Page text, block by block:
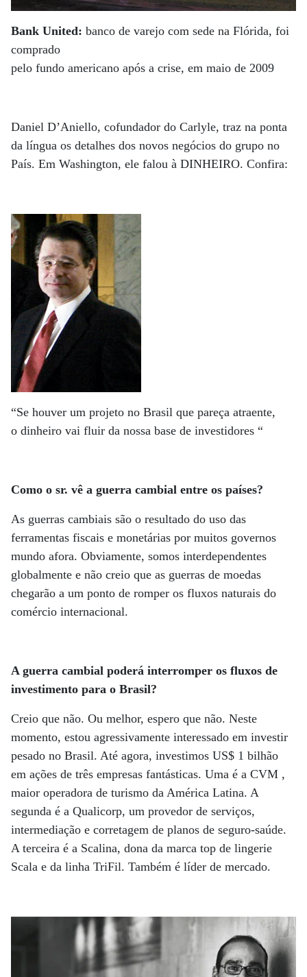
Bank United: banco de varejo com sede na Flórida, foi
comprado
pelo fundo americano após a crise, em maio de 2009
Daniel D’Aniello, cofundador do Carlyle, traz na ponta
da língua os detalhes dos novos negócios do grupo no
País. Em Washington, ele falou à DINHEIRO. Confira:
“Se houver um projeto no Brasil que pareça atraente,
o dinheiro vai fluir da nossa base de investidores “
Como o sr. vê a guerra cambial entre os países?
As guerras cambiais são o resultado do uso das
ferramentas fiscais e monetárias por muitos governos
mundo afora. Obviamente, somos interdependentes
globalmente e não creio que as guerras de moedas
chegarão a um ponto de romper os fluxos naturais do
comércio internacional.
A guerra cambial poderá interromper os fluxos de
investimento para o Brasil?
Creio que não. Ou melhor, espero que não. Neste
momento, estou agressivamente interessado em investir
pesado no Brasil. Até agora, investimos US$ 1 bilhão
em ações de três empresas fantásticas. Uma é a CVM ,
maior operadora de turismo da América Latina. A
segunda é a Qualicorp, um provedor de serviços,
intermediação e corretagem de planos de seguro-saúde.
A terceira é a Scalina, dona da marca top de lingerie
Scala e da linha TriFil. Também é líder de mercado.